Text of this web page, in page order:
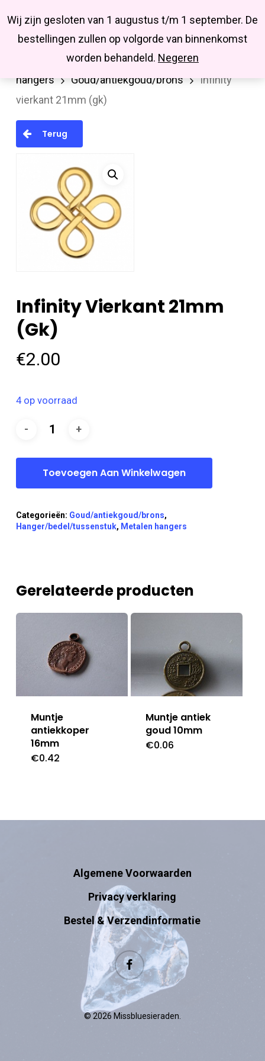
Wij zijn gesloten van 1 augustus t/m 1 september. De
bestellingen zullen op volgorde van binnenkomst
worden behandeld. Negeren
main
Missbluesieraden
searchaccount
Hanger/bedel/tussenstuk
hangers
Goud/antiekgoud/brons
Infinity
vierkant 21mm (gk)
Terug
Infinity Vierkant 21mm
(gk)
€2.00
4 op voorraad
Toevoegen Aan Winkelwagen
Categorieën: Goud/antiekgoud/brons,
Hanger/bedel/tussenstuk, Metalen hangers
Gerelateerde producten
Muntje
antiekkoper
16mm
€0.42
Muntje antiek
goud 10mm
€0.06
Algemene Voorwaarden
Privacy verklaring
Bestel & Verzendinformatie
facebook
© 2026 Missbluesieraden.
Close